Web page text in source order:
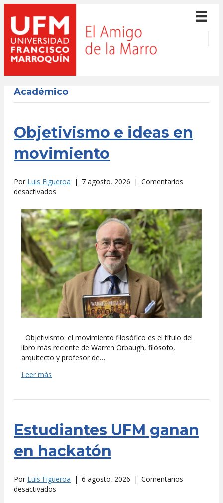
Académico
Objetivismo e ideas en
movimiento
Por Luis Figueroa | 7 agosto, 2026 | Comentarios
desactivados
e
ideas
en
movimiento
Objetivismo: el movimiento filosófico es el título del
libro más reciente de Warren Orbaugh, filósofo,
arquitecto y profesor de…
Leer más
Estudiantes UFM ganan
en hackatón
Por Luis Figueroa | 6 agosto, 2026 | Comentarios
desactivados